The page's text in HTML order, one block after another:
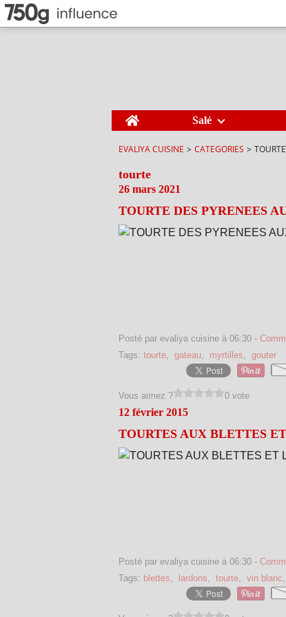
Home Salé
EVALIYA CUISINE > CATEGORIES > TOURTE
tourte
26 mars 2021
TOURTE DES PYRENEES
Posté par evaliya cuisine à 06:30 -
Tags: tourte, gateau, myrtilles, gouter
Vous aimez ? 0 vote
12 février 2015
TOURTES AUX BLETTES
Posté par evaliya cuisine à 06:30 -
Tags: blettes, lardons, tourte, vin blanc,